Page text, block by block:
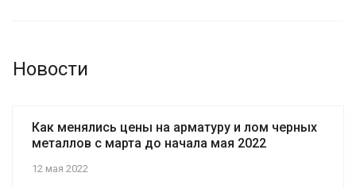
Новости
12 мая 2022
Как менялись цены на арматуру и лом черных
металлов с марта до начала мая 2022